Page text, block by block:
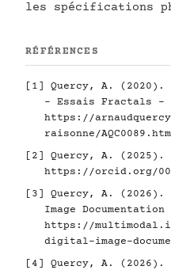
les spécifications
RÉFÉRENCES
[1]
Quercy, A. (2020).
- Essais Fractals -
https://
raisonne/
[2]
Quercy, A. (2025).
https://orcid.org/
[3]
Quercy, A. (2026).
Image Documentation
https://
digital-image-
[4]
Quercy, A.